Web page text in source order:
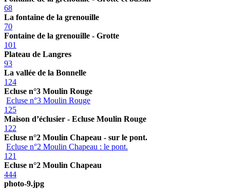
68
La fontaine de la grenouille
70
Fontaine de la grenouille - Grotte
101
Plateau de Langres
93
La vallée de la Bonnelle
124
Ecluse n°3 Moulin Rouge
Ecluse n°3 Moulin Rouge
125
Maison d’éclusier - Ecluse Moulin Rouge
122
Ecluse n°2 Moulin Chapeau - sur le pont.
Ecluse n°2 Moulin Chapeau : le pont.
121
Ecluse n°2 Moulin Chapeau
444
photo-9.jpg